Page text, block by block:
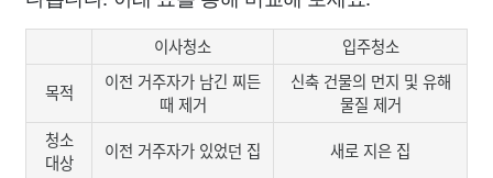
이사청소 입주청소
목적
이전 거주자가 남긴 찌든
때 제거
신축 건물의 먼지 및 유해
물질 제거
청소
대상
이전 거주자가 있었던 집 새로 지은 집